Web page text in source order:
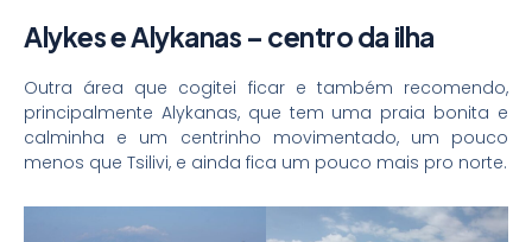
Alykes e Alykanas – centro da ilha
Outra área que cogitei ficar e também recomendo,
principalmente Alykanas, que tem uma praia bonita e
calminha e um centrinho movimentado, um pouco
menos que Tsilivi, e ainda fica um pouco mais pro norte.